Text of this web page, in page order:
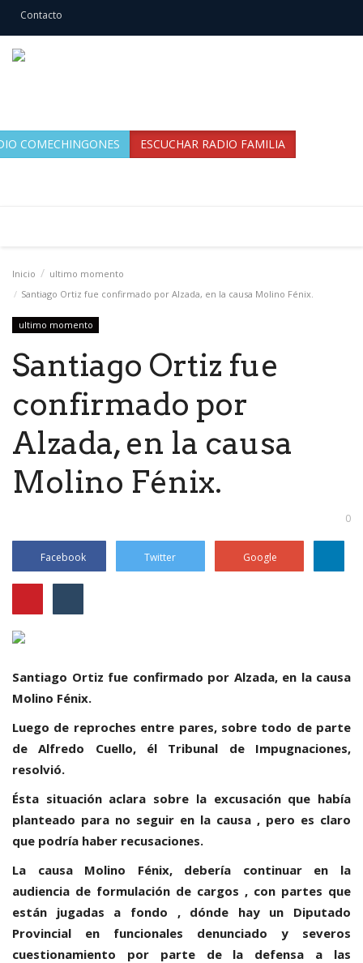
Contacto
COMECHINGONES ESCUCHAR RADIO FAMILIA
Inicio
ultimo momento
Santiago Ortiz fue confirmado por Alzada, en la causa Molino Fénix.
ultimo momento
Santiago Ortiz fue
confirmado por
Alzada, en la causa
Molino Fénix.
0
Facebook Twitter Google
Santiago Ortiz fue confirmado por Alzada, en la causa
Molino Fénix.
Luego de reproches entre pares, sobre todo de parte
de Alfredo Cuello, él Tribunal de Impugnaciones,
resolvió.
Ésta situación aclara sobre la excusación que había
planteado para no seguir en la causa , pero es claro
que podría haber recusaciones.
La causa Molino Fénix, debería continuar en la
audiencia de formulación de cargos , con partes que
están jugadas a fondo , dónde hay un Diputado
Provincial en funcionales denunciado y severos
cuestionamiento por parte de la defensa a las